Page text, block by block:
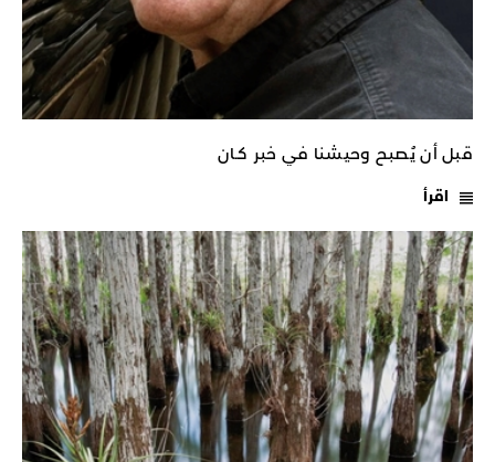
قبل أن يُصبح وحيشنا في خبر كـان
اقرأ